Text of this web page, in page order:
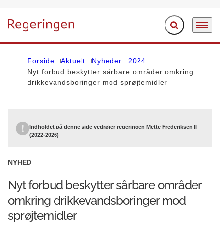
Gå til forsiden Fold søgefelt ud
Menu
Forside Aktuelt Nyheder
2024
Nyt forbud beskytter sårbare områder omkring
drikkevandsboringer mod sprøjtemidler
Indholdet på denne side vedrører regeringen Mette Frederiksen II
(2022-2026)
NYHED
Nyt forbud beskytter sårbare områder
omkring drikkevandsboringer mod
sprøjtemidler